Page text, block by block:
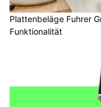
Plattenbeläge Fuhrer
Funktionalität